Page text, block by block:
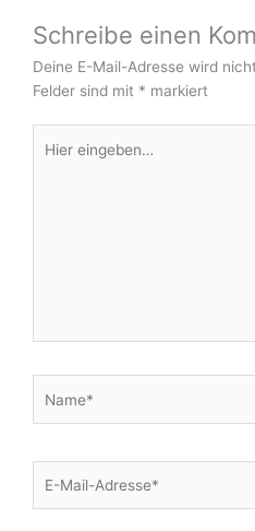
Schreibe einen
Deine E-Mail-Adresse wird
Felder sind mit * markiert
eingeben…
Mail-